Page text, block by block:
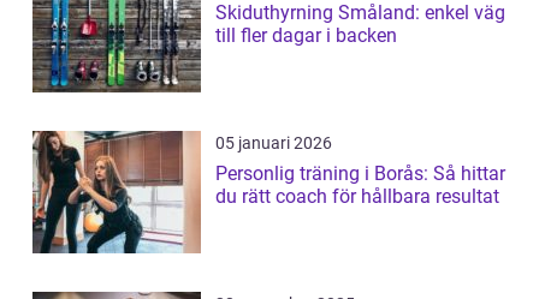
Skiduthyrning Småland: enkel väg
till fler dagar i backen
05 januari 2026
Personlig träning i Borås: Så hittar
du rätt coach för hållbara resultat